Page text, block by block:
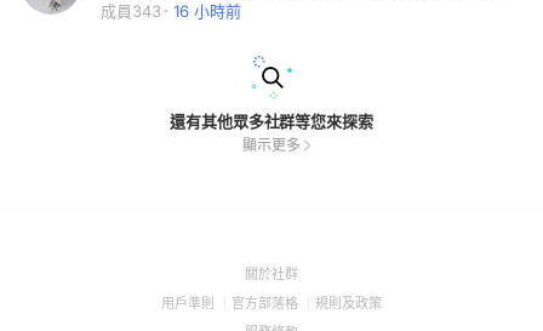
成員343
16 小時前
還有其他眾多社群等您來探索
顯示更多
關於社群(Open
用戶準則
(Open
官方部落格
(Open
規則及政策(Open